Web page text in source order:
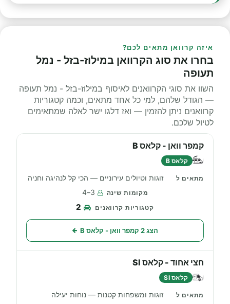
איזה קרוואן מתאים לכם?
בחרו את סוג הקרוואן במילוז-בזל - נמל
תעופה
השוו את סוגי הקרוואנים לאיסוף במילוז-בזל - נמל תעופה
— הגודל שלהם, למי כל אחד מתאים, וכמה קטגוריות
קרוואנים ניתן להזמין — ואז דלגו ישר לאלה שמתאימים
לטיול שלכם.
קמפר וואן - קלאס B
קלאס B
זוגות וטיולים עירוניים — הכי קל לנהיגה וחניה
3–4
2
הצג 2 קמפר וואן - קלאס B
חצי אחוד - קלאס SI
קלאס SI
זוגות ומשפחות קטנות — נוחות יעילה